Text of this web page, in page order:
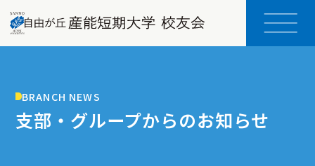
BRANCH NEWS
支部・グループからのお知らせ